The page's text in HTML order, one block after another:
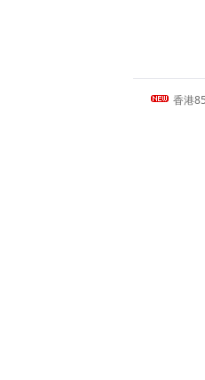
香港